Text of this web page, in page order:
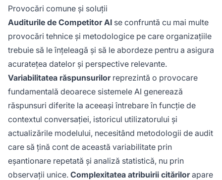
Provocări comune și soluții
Auditurile de Competitor AI se confruntă cu mai multe
provocări tehnice și metodologice pe care organizațiile
trebuie să le înțeleagă și să le abordeze pentru a asigura
acuratețea datelor și perspective relevante.
Variabilitatea răspunsurilorreprezintă o provocare
fundamentală deoarece sistemele AI generează
răspunsuri diferite la aceeași întrebare în funcție de
contextul conversației, istoricul utilizatorului și
actualizările modelului, necesitând metodologii de audit
care să țină cont de această variabilitate prin
eșantionare repetată și analiză statistică, nu prin
observații unice. Complexitatea atribuirii citărilorapare